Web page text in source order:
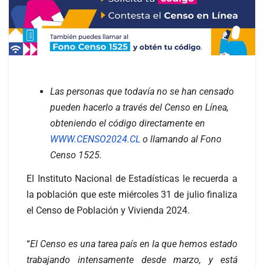
Las personas que todavía no se han censado
pueden hacerlo a través del Censo en Línea,
obteniendo el código directamente en
WWW.CENSO2024.CL o llamando al Fono
Censo 1525.
El Instituto Nacional de Estadísticas le recuerda a
la población que este miércoles 31 de julio finaliza
el Censo de Población y Vivienda 2024.
“El Censo es una tarea país en la que hemos estado
trabajando intensamente desde marzo, y está